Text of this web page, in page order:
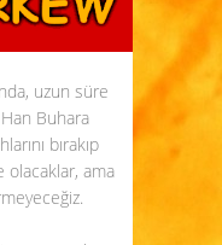
uzun süre
Buhara
bırakıp
olacaklar, ama